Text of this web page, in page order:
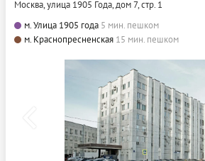
Москва, улица 1905 Года, дом 7, стр. 1
м. Улица 1905 года 5 мин. пешком
м. Краснопресненская 15 мин. пешком